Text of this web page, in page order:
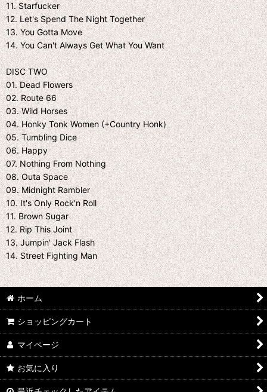
11. Starfucker
12. Let's Spend The Night Together
13. You Gotta Move
14. You Can't Always Get What You Want
DISC TWO
01. Dead Flowers
02. Route 66
03. Wild Horses
04. Honky Tonk Women (+Country Honk)
05. Tumbling Dice
06. Happy
07. Nothing From Nothing
08. Outa Space
09. Midnight Rambler
10. It's Only Rock'n Roll
11. Brown Sugar
12. Rip This Joint
13. Jumpin' Jack Flash
14. Street Fighting Man
ホーム
ショッピングカート
マイページ
お気に入り